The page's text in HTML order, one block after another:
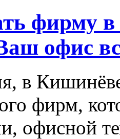
фирму в
офис
в
фирм,
офисной